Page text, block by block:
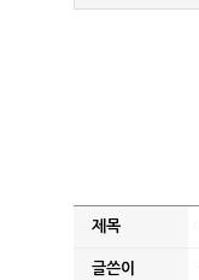
제목
글쓴이